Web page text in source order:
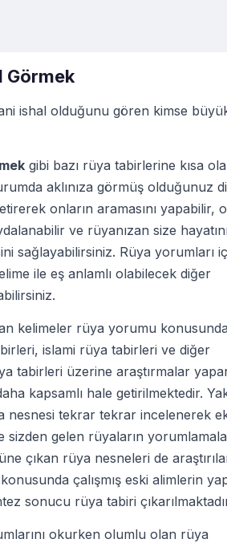
Görmek
ishal olduğunu gören kimse
gibi bazı rüya tabirlerine kısa
aklınıza görmüş olduğunuz
onların aramasını yapabilir,
ve rüyanızan size
sağlayabilirsiniz. Rüya yorumları
ile eş anlamlı olabilecek diğer
kelimeler rüya yorumu
islami rüya tabirleri ve diğer
tabirleri üzerine araştırmalar
kapsamlı hale getirilmektedir.
nesnesi tekrar tekrar incelenerek
sizden gelen rüyaların
çıkan rüya nesneleri de
çalışmış eski alimlerin
sonucu rüya tabiri
okurken olumlu olan rüya